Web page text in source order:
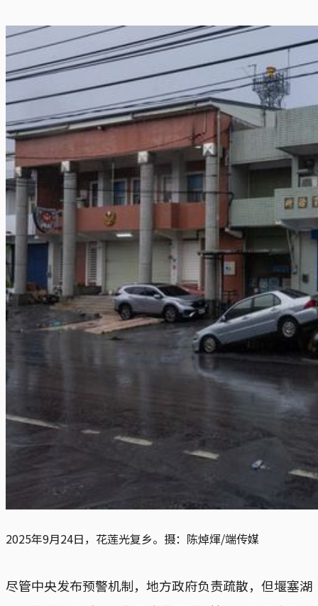
2025年9月24日，花莲光复乡。摄：陈焯煇/端传媒
尽管中央发布预警机制，地方政府负责疏散，但堰塞湖